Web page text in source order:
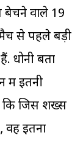
बेचने वाले 19
मैच से पहले बड़ी
धोनी बता
में इतनी
कि जिस शख्स
वह इतना